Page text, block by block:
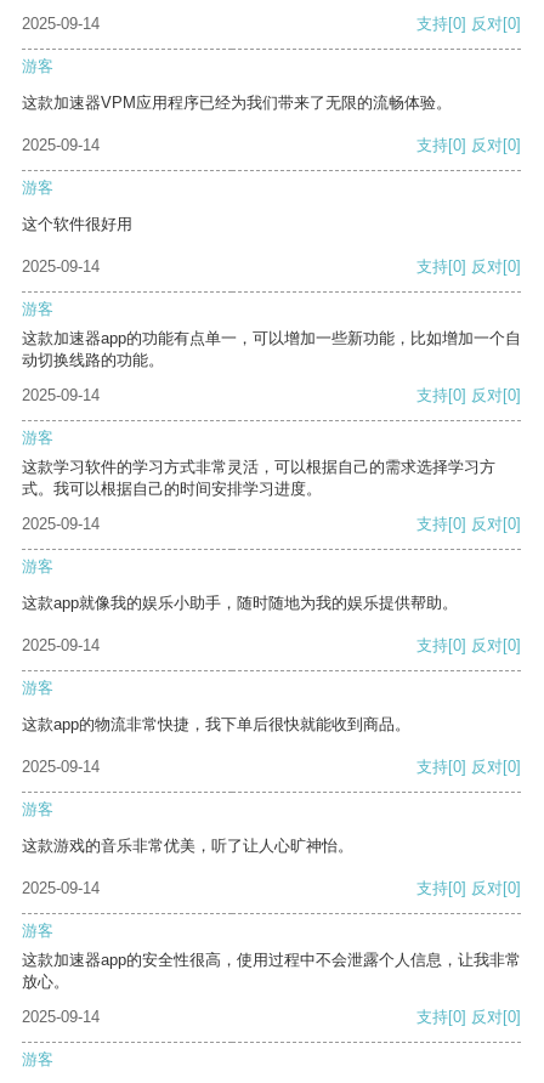
2025-09-14
支持[0] 反对[0]
游客
这款加速器VPM应用程序已经为我们带来了无限的流畅体验。
2025-09-14 支持[0] 反对[0]
游客
这个软件很好用
2025-09-14 支持[0] 反对[0]
游客
这款加速器app的功能有点单一，可以增加一些新功能，比如增加一个自
动切换线路的功能。
2025-09-14
支持[0] 反对[0]
游客
这款学习软件的学习方式非常灵活，可以根据自己的需求选择学习方
式。我可以根据自己的时间安排学习进度。
2025-09-14
支持[0] 反对[0]
游客
这款app就像我的娱乐小助手，随时随地为我的娱乐提供帮助。
2025-09-14 支持[0] 反对[0]
游客
这款app的物流非常快捷，我下单后很快就能收到商品。
2025-09-14 支持[0] 反对[0]
游客
这款游戏的音乐非常优美，听了让人心旷神怡。
2025-09-14 支持[0] 反对[0]
游客
这款加速器app的安全性很高，使用过程中不会泄露个人信息，让我非常
放心。
2025-09-14
支持[0] 反对[0]
游客